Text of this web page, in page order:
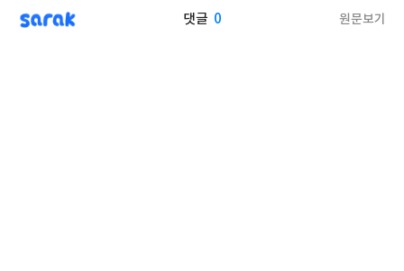
sarak 댓글 0 원문보기